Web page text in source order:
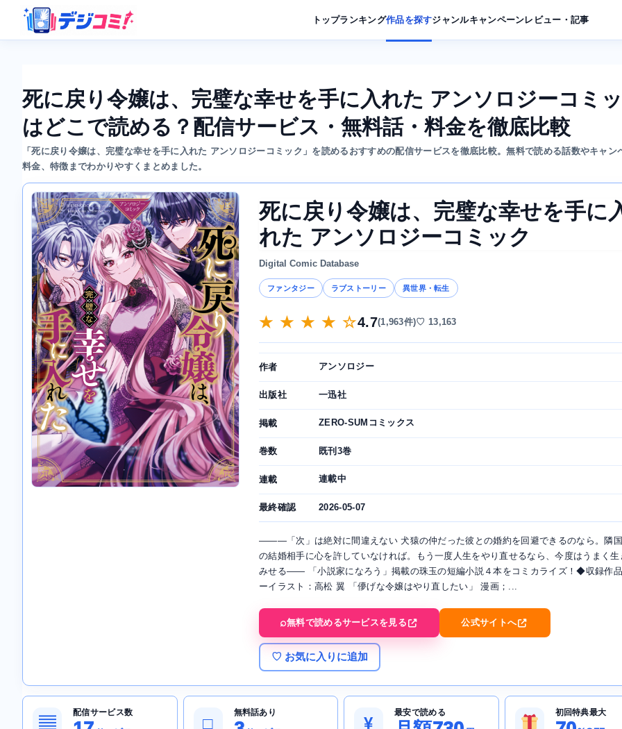
トップランキング作品を探すジャンルキャンペーンレビュー・記事
死に戻り令嬢は、完璧な幸せを手に入れた アンソロジーコミ
はどこで読める？配信サービス・無料話・料金を徹底比較
「死に戻り令嬢は、完璧な幸せを手に入れた アンソロジーコミック」を読めるおすすめの配信サービスを徹底比較。無料で読める話数やキャン
料金、特徴までわかりやすくまとめました。
死に戻り令嬢は、完璧な幸せを手に
れた アンソロジーコミック
Digital Comic Database
ファンタジー ラブストーリー 異世界・転生
★ ★ ★ ★ ☆4.7(1,963件)♡ 13,163
作者 アンソロジー
出版社 一迅社
掲載 ZERO-SUMコミックス
巻数 既刊3巻
連載 連載中
最終確認 2026-05-07
―――「次」は絶対に間違えない 犬猿の仲だった彼との婚約を回避できるのなら。隣
の結婚相手に心を許していなければ。もう一度人生をやり直せるなら、今度はうまく生
みせる―― 「小説家になろう」掲載の珠玉の短編小説４本をコミカライズ！◆収録作
ーイラスト：高松 翼 「儚げな令嬢はやり直したい」 漫画；...
無料で読めるサービスを見る 公式サイトへ
♡ お気に入りに追加
▤
配信サービス数
□
無料話あり
¥
最安で読める 初回特典最大